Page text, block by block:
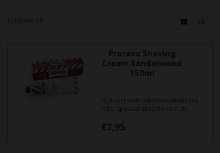
Proraso Shaving
Cream Sandalwood
150ml
Hydraterende scheercream uit een
tube. Speciaal geschikt voor de
uitstekend gladde scheerbeurt.
€7,95